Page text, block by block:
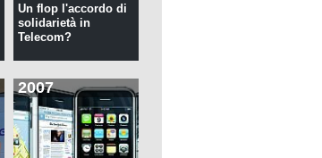
Un flop l'accordo di
solidarietà in
Telecom?
2007